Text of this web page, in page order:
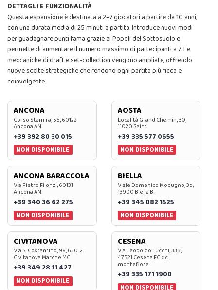
DETTAGLI E FUNZIONALITÀ
Questa espansione è destinata a 2–7 giocatori a partire da 10 anni,
con una durata media di 25 minuti a partita. Introduce nuovi modi
per guadagnare punti fama grazie ai Popoli del Sottosuolo e
permette di aumentare il numero massimo di partecipanti a 7. Le
meccaniche di draft e set-collection vengono ampliate, offrendo
nuove scelte strategiche che rendono ogni partita più ricca e
coinvolgente.
ANCONA
Corso Stamira, 55, 60122
Ancona AN
+39 392 80 30 015
NON DISPONIBILE
AOSTA
Località Grand Chemin, 30,
11020 Saint
+39 335 577 0655
NON DISPONIBILE
ANCONA BARACCOLA
Via Pietro Filonzi, 60131
Ancona AN
+39 340 36 62 275
NON DISPONIBILE
BIELLA
Viale Domenico Modugno, 3b,
13900 Biella BI
+39 345 082 1525
NON DISPONIBILE
CIVITANOVA
Via S. Costantino, 98, 62012
Civitanova Marche MC
+39 349 28 11 427
NON DISPONIBILE
CESENA
Via Leopoldo Lucchi, 335,
47521 Cesena FC c.c.
montefiore
+39 335 171 1900
NON DISPONIBILE